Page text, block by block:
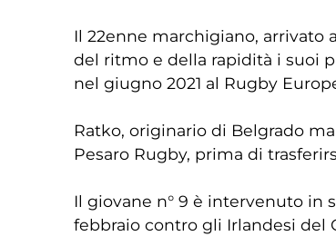
Il 22enne marchigiano, arrivato
del ritmo e della rapidità i suoi
nel giugno 2021 al Rugby
Ratko, originario di Belgrado
Pesaro Rugby, prima di
Il giovane n° 9 è intervenuto in
febbraio contro gli Irlandesi del